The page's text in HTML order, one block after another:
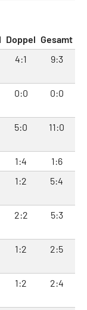
Doppel Gesamt
4:1 9:3
0:0 0:0
5:0 11:0
1:4
1:6
1:2 5:4
2:2 5:3
1:2 2:5
1:2 2:4